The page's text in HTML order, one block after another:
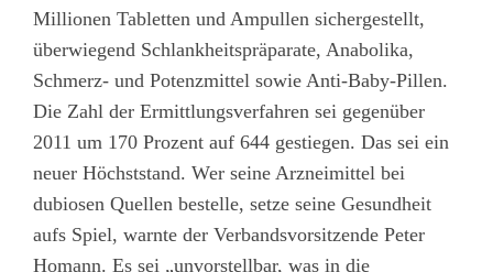
Millionen Tabletten und Ampullen sichergestellt,
überwiegend Schlankheitspräparate, Anabolika,
Schmerz- und Potenzmittel sowie Anti-Baby-Pillen.
Die Zahl der Ermittlungsverfahren sei gegenüber
2011 um 170 Prozent auf 644 gestiegen. Das sei ein
neuer Höchststand. Wer seine Arzneimittel bei
dubiosen Quellen bestelle, setze seine Gesundheit
aufs Spiel, warnte der Verbandsvorsitzende Peter
Homann. Es sei „unvorstellbar, was in die